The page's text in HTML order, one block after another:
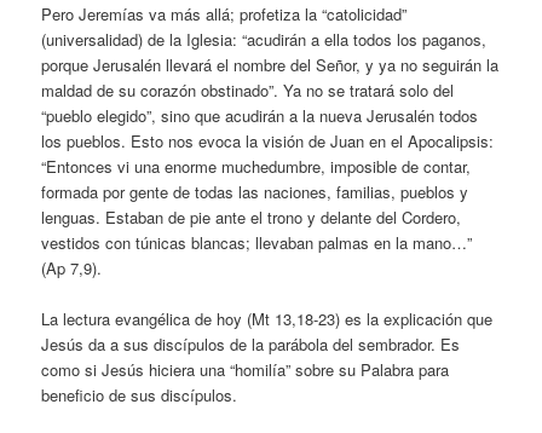
Pero Jeremías va más allá; profetiza la “catolicidad”
(universalidad) de la Iglesia: “acudirán a ella todos los paganos,
porque Jerusalén llevará el nombre del Señor, y ya no seguirán la
maldad de su corazón obstinado”. Ya no se tratará solo del
“pueblo elegido”, sino que acudirán a la nueva Jerusalén todos
los pueblos. Esto nos evoca la visión de Juan en el Apocalipsis:
“Entonces vi una enorme muchedumbre, imposible de contar,
formada por gente de todas las naciones, familias, pueblos y
lenguas. Estaban de pie ante el trono y delante del Cordero,
vestidos con túnicas blancas; llevaban palmas en la mano…”
(Ap 7,9).
La lectura evangélica de hoy (Mt 13,18-23) es la explicación que
Jesús da a sus discípulos de la parábola del sembrador. Es
como si Jesús hiciera una “homilía” sobre su Palabra para
beneficio de sus discípulos.